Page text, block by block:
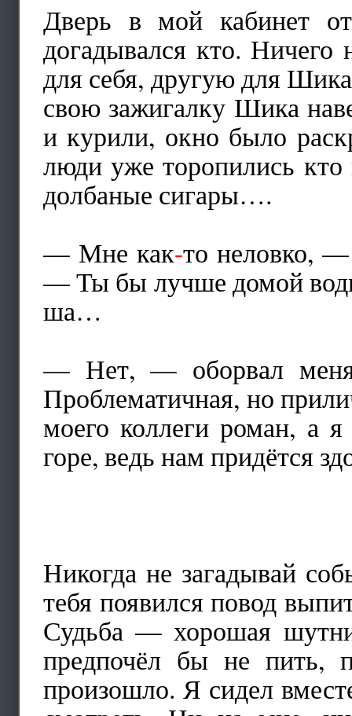
Дверь в мой кабинет
догадывался кто.
для себя, другую для
свою зажигалку Шика
и курили, окно было
люди уже торопились кто
долбаные сигары….
— Мне как-то неловко,
— Ты бы лучше домой
ша…
— Нет, — оборвал
Проблематичная, но
моего коллеги роман, а
горе, ведь нам придётся
Никогда не загадывай
тебя появился повод
Судьба — хорошая
предпочёл бы не пить,
произошло. Я сидел